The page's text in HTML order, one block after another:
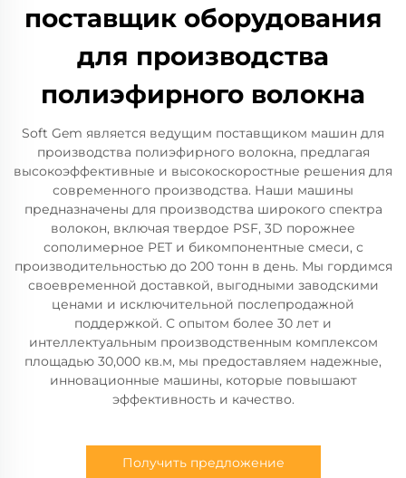
поставщик оборудования
для производства
полиэфирного волокна
Soft Gem является ведущим поставщиком машин для
производства полиэфирного волокна, предлагая
высокоэффективные и высокоскоростные решения для
современного производства. Наши машины
предназначены для производства широкого спектра
волокон, включая твердое PSF, 3D порожнее
сополимерное PET и бикомпонентные смеси, с
производительностью до 200 тонн в день. Мы гордимся
своевременной доставкой, выгодными заводскими
ценами и исключительной послепродажной
поддержкой. С опытом более 30 лет и
интеллектуальным производственным комплексом
площадью 30,000 кв.м, мы предоставляем надежные,
инновационные машины, которые повышают
эффективность и качество.
Получить предложение